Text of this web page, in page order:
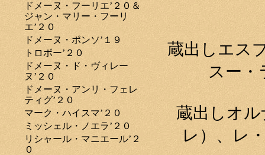
ドメーヌ・フーリエ’２０＆
ジャン・マリー・フーリ
エ’２０
ドメーヌ・ポンソ’１９
トロボー’２０
ドメーヌ・ド・ヴィレー
ヌ’２０
ドメーヌ・アンリ・フェレ
ティグ’２０
マーク・ハイスマ’２０
ミッシェル・ノエラ’２０
リシャール・マニエール’２
０
蔵出しエス
スー・
蔵出しオ
レ）、レ